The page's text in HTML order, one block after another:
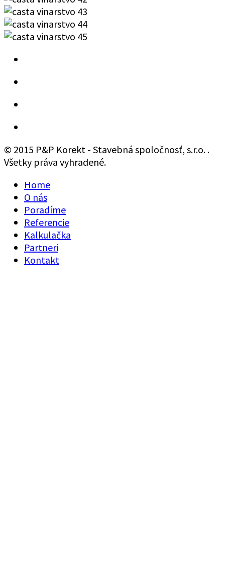
© 2015 P&P Korekt - Stavebná spoločnosť, s.r.o. .
Všetky práva vyhradené.
Home
O nás
Poradíme
Referencie
Kalkulačka
Partneri
Kontakt